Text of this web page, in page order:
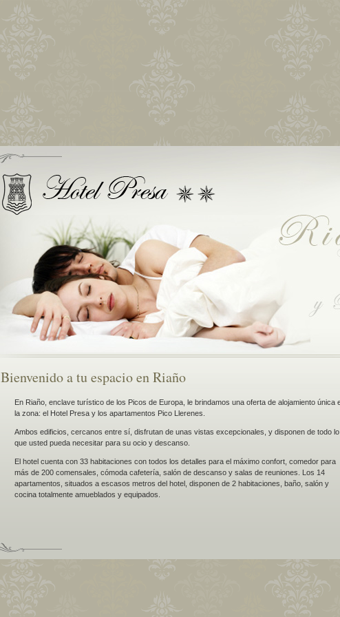
Bienvenido a tu espacio en Riaño
En Riaño, enclave turístico de los Picos de Europa, le brindamos una oferta de alojamiento única
la zona: el Hotel Presa y los apartamentos Pico Llerenes.
Ambos edificios, cercanos entre sí, disfrutan de unas vistas excepcionales, y disponen de todo lo
que usted pueda necesitar para su ocio y descanso.
El hotel cuenta con 33 habitaciones con todos los detalles para el máximo confort, comedor para
más de 200 comensales, cómoda cafetería, salón de descanso y salas de reuniones. Los 14
apartamentos, situados a escasos metros del hotel, disponen de 2 habitaciones, baño, salón y
cocina totalmente amueblados y equipados.